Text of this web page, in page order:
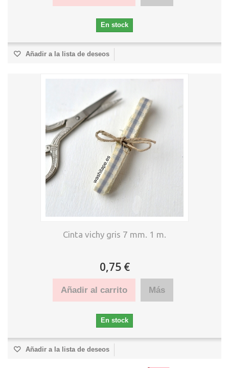
En stock
Añadir a la lista de deseos
Cinta vichy gris 7 mm. 1 m.
0,75 €
Añadir al carrito Más
En stock
Añadir a la lista de deseos